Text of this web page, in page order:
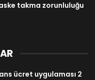
takma zorunluluğu
ücret uygulaması 2